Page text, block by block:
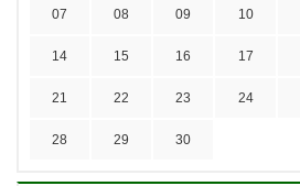
07 08 09 10
14 15 16 17
21 22 23 24
28 29 30